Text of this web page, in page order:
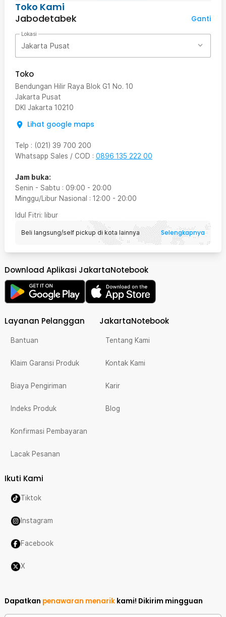
Toko Kami
Jabodetabek
Ganti
Lokasi
Jakarta Pusat
Toko
Bendungan Hilir Raya Blok G1 No. 10
Jakarta Pusat
DKI Jakarta 10210
Lihat google maps
Telp : (021) 39 700 200
Whatsapp Sales / COD : 0896 135 222 00
Jam buka:
Senin - Sabtu : 09:00 - 20:00
Minggu/Libur Nasional : 12:00 - 20:00
Idul Fitri: libur
Beli langsung/self pickup di kota lainnya Selengkapnya
Download Aplikasi JakartaNotebook
Layanan Pelanggan
Bantuan
Klaim Garansi Produk
Biaya Pengiriman
Indeks Produk
Konfirmasi Pembayaran
Lacak Pesanan
JakartaNotebook
Tentang Kami
Kontak Kami
Karir
Blog
Ikuti Kami
Tiktok
Instagram
Facebook
X
Dapatkan penawaran menarik kami! Dikirim mingguan